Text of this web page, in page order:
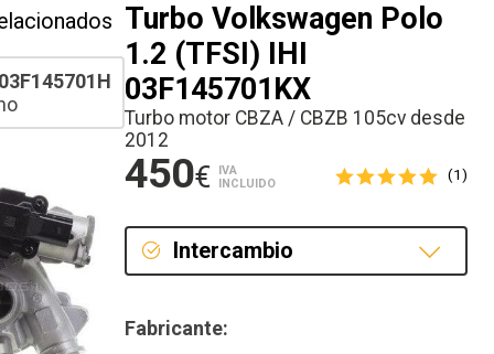
Turbo Volkswagen Polo
1.2 (TFSI) IHI
03F145701KX
Turbo motor CBZA / CBZB 105cv desde
2012
450€
IVA
INCLUIDO
(1)
Intercambio
Fabricante: